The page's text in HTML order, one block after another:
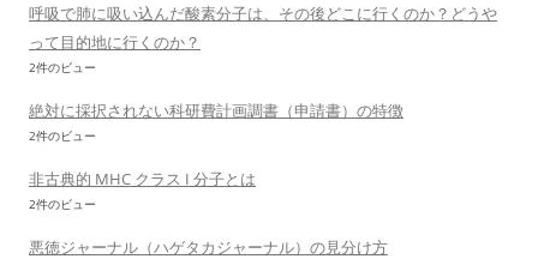
呼吸で肺に吸い込んだ酸素分子は、その後どこに行くのか？どうや
って目的地に行くのか？
2件のビュー
絶対に採択されない科研費計画調書（申請書）の特徴
2件のビュー
非古典的 MHC クラス I 分子とは
2件のビュー
悪徳ジャーナル（ハゲタカジャーナル）の見分け方